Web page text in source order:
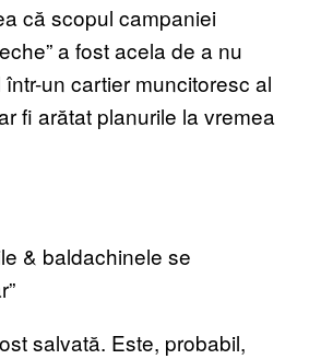
că scopul campaniei
a fost acela de a nu
un cartier muncitoresc al
fi arătat planurile la vremea
& baldachinele se
salvată. Este, probabil,